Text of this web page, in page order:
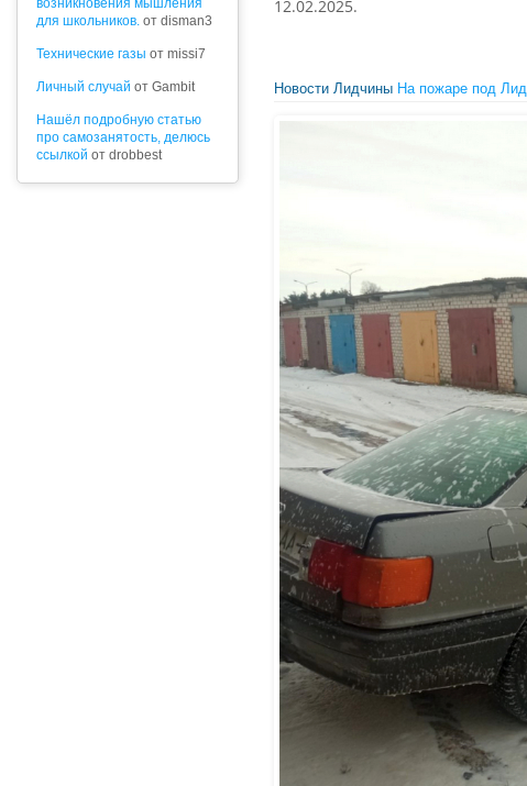
возникновения мышления
для школьников. от disman3
Технические газы от missi7
Личный случай от Gambit
Нашёл подробную статью
про самозанятость, делюсь
ссылкой от drobbest
12.02.2025.
Новости Лидчины На пожаре под